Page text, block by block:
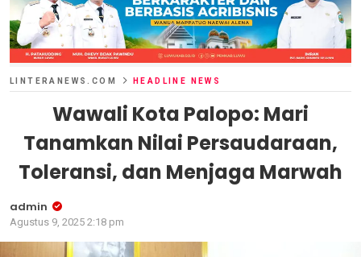
LINTERANEWS.COM HEADLINE NEWS
Wawali Kota Palopo: Mari
Tanamkan Nilai Persaudaraan,
Toleransi, dan Menjaga Marwah
admin
Agustus 9, 2025 2:18 pm